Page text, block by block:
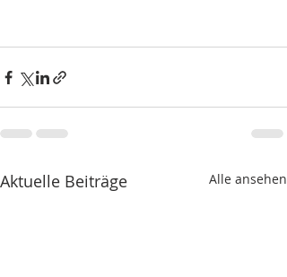
Aktuelle Beiträge Alle ansehen